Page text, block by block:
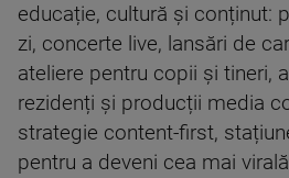
educație, cultură și conținut:
zi, concerte live, lansări de
ateliere pentru copii și tineri,
rezidenți și producții media
strategie content-first,
pentru a deveni cea mai